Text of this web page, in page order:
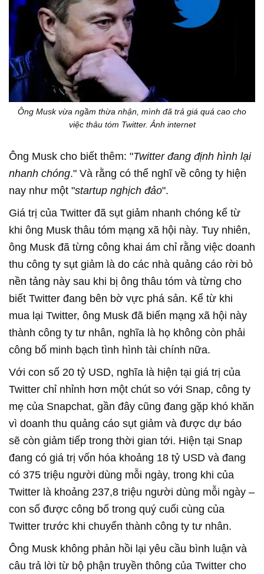
Ông Musk vừa ngầm thừa nhận, mình đã trả giá quá cao cho
việc thâu tóm Twitter. Ảnh internet
Ông Musk cho biết thêm: "Twitter đang định hình lại
nhanh chóng." Và rằng có thể nghĩ về công ty hiện
nay như một "startup nghịch đảo".
Giá trị của Twitter đã sụt giảm nhanh chóng kể từ
khi ông Musk thâu tóm mạng xã hội này. Tuy nhiên,
ông Musk đã từng công khai ám chỉ rằng việc doanh
thu công ty sụt giảm là do các nhà quảng cáo rời bỏ
nền tảng này sau khi bị ông thâu tóm và từng cho
biết Twitter đang bên bờ vực phá sản. Kể từ khi
mua lại Twitter, ông Musk đã biến mạng xã hội này
thành công ty tư nhân, nghĩa là họ không còn phải
công bố minh bạch tình hình tài chính nữa.
Với con số 20 tỷ USD, nghĩa là hiện tại giá trị của
Twitter chỉ nhỉnh hơn một chút so với Snap, công ty
mẹ của Snapchat, gần đây cũng đang gặp khó khăn
vì doanh thu quảng cáo sụt giảm và được dự báo
sẽ còn giảm tiếp trong thời gian tới. Hiện tại Snap
đang có giá trị vốn hóa khoảng 18 tỷ USD và đang
có 375 triệu người dùng mỗi ngày, trong khi của
Twitter là khoảng 237,8 triệu người dùng mỗi ngày –
con số được công bố trong quý cuối cùng của
Twitter trước khi chuyển thành công ty tư nhân.
Ông Musk không phản hồi lại yêu cầu bình luận và
câu trả lời từ bộ phận truyền thông của Twitter cho